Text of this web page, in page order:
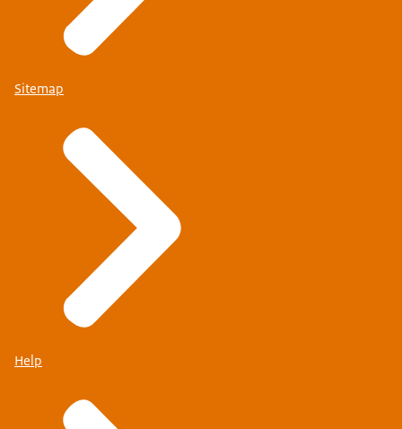
Sitemap
Help